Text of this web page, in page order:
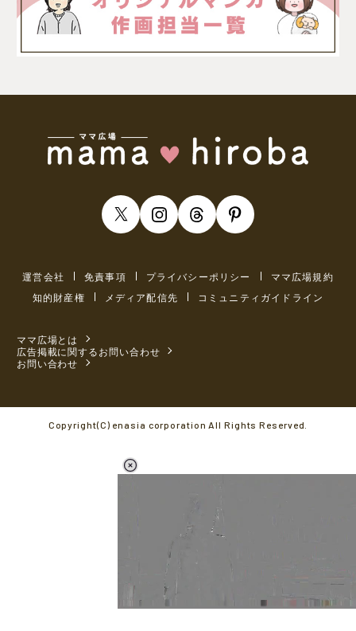
L
運営会社 免責事項 プライバシーポリシー
ママ広場規約
知的財産権
メディア配信先 コミュニティガイドライン
ママ広場とは
広告掲載に関するお問い合わせ
お問い合わせ
Copyright(C) enasia corporation All Rights Reserved.